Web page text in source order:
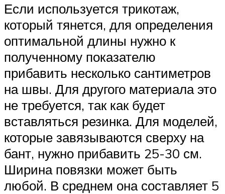
Если используется трикотаж,
который тянется, для определения
оптимальной длины нужно к
полученному показателю
прибавить несколько сантиметров
на швы. Для другого материала это
не требуется, так как будет
вставляться резинка. Для моделей,
которые завязываются сверху на
бант, нужно прибавить 25-30 см.
Ширина повязки может быть
любой. В среднем она составляет 5